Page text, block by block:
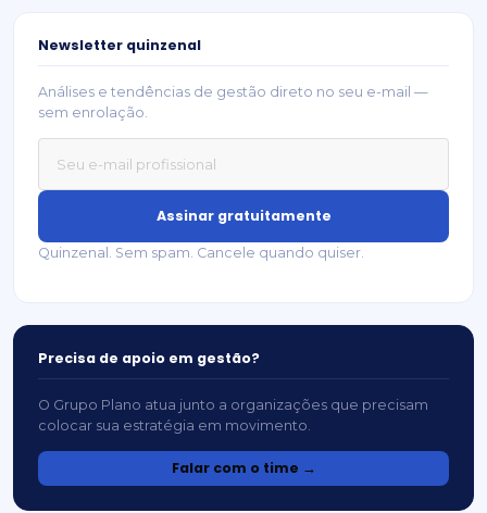
Newsletter quinzenal
Análises e tendências de gestão direto no seu e-mail —
sem enrolação.
Assinar gratuitamente
Quinzenal. Sem spam. Cancele quando quiser.
Precisa de apoio em gestão?
O Grupo Plano atua junto a organizações que precisam
colocar sua estratégia em movimento.
Falar com o time →